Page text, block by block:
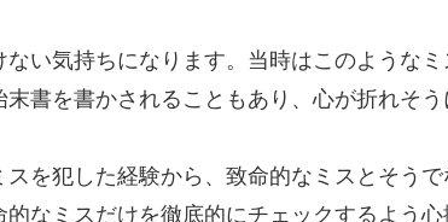
い気持ちになります。当時はこのような
書を書かされることもあり、心が折れそう
を犯した経験から、致命的なミスとそう
なミスだけを徹底的にチェックするよう